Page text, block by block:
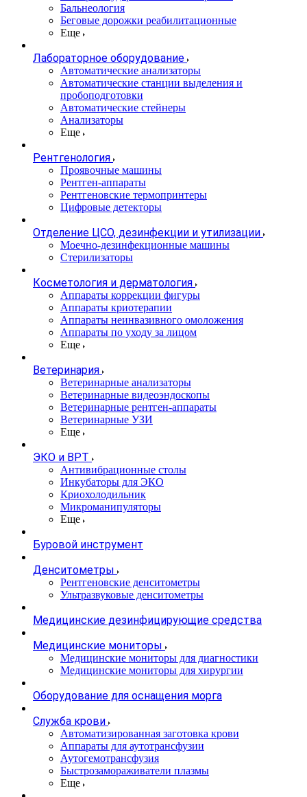
Бальнеология
Беговые дорожки реабилитационные
Еще
Лабораторное оборудование
Автоматические анализаторы
Автоматические станции выделения и
пробоподготовки
Автоматические стейнеры
Анализаторы
Еще
Рентгенология
Проявочные машины
Рентген-аппараты
Рентгеновские термопринтеры
Цифровые детекторы
Отделение ЦСО, дезинфекции и утилизации
Моечно-дезинфекционные машины
Стерилизаторы
Косметология и дерматология
Аппараты коррекции фигуры
Аппараты криотерапии
Аппараты неинвазивного омоложения
Аппараты по уходу за лицом
Еще
Ветеринария
Ветеринарные анализаторы
Ветеринарные видеоэндоскопы
Ветеринарные рентген-аппараты
Ветеринарные УЗИ
Еще
ЭКО и ВРТ
Антивибрационные столы
Инкубаторы для ЭКО
Криохолодильник
Микроманипуляторы
Еще
Буровой инструмент
Денситометры
Рентгеновские денситометры
Ультразвуковые денситометры
Медицинские дезинфицирующие средства
Медицинские мониторы
Медицинские мониторы для диагностики
Медицинские мониторы для хирургии
Оборудование для оснащения морга
Служба крови
Автоматизированная заготовка крови
Аппараты для аутотрансфузии
Аутогемотрансфузия
Быстрозамораживатели плазмы
Еще